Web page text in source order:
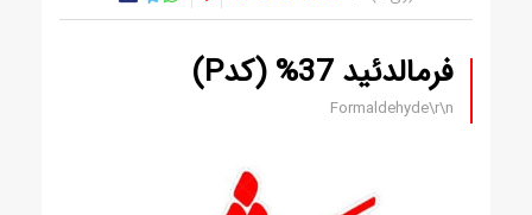
فرمالدئید 37% (کدP)
Formaldehyde\r\n